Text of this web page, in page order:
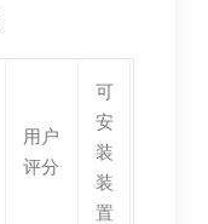
用户
评分
可
安
装
装
置